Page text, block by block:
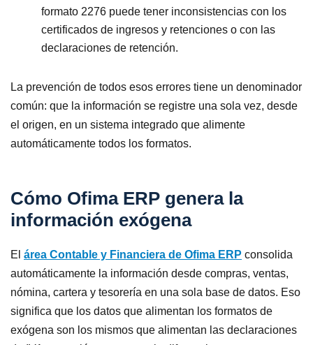
formato 2276 puede tener inconsistencias con los
certificados de ingresos y retenciones o con las
declaraciones de retención.
La prevención de todos esos errores tiene un denominador
común: que la información se registre una sola vez, desde
el origen, en un sistema integrado que alimente
automáticamente todos los formatos.
Cómo Ofima ERP genera la
información exógena
El área Contable y Financiera de Ofima ERP consolida
automáticamente la información desde compras, ventas,
nómina, cartera y tesorería en una sola base de datos. Eso
significa que los datos que alimentan los formatos de
exógena son los mismos que alimentan las declaraciones